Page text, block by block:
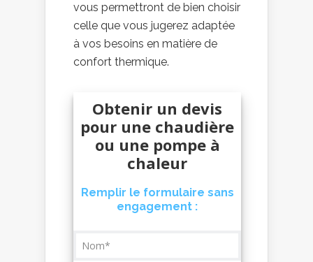
vous permettront de bien choisir
celle que vous jugerez adaptée
à vos besoins en matière de
confort thermique.
Obtenir un devis
pour une chaudière
ou une pompe à
chaleur
Remplir le formulaire sans
engagement :